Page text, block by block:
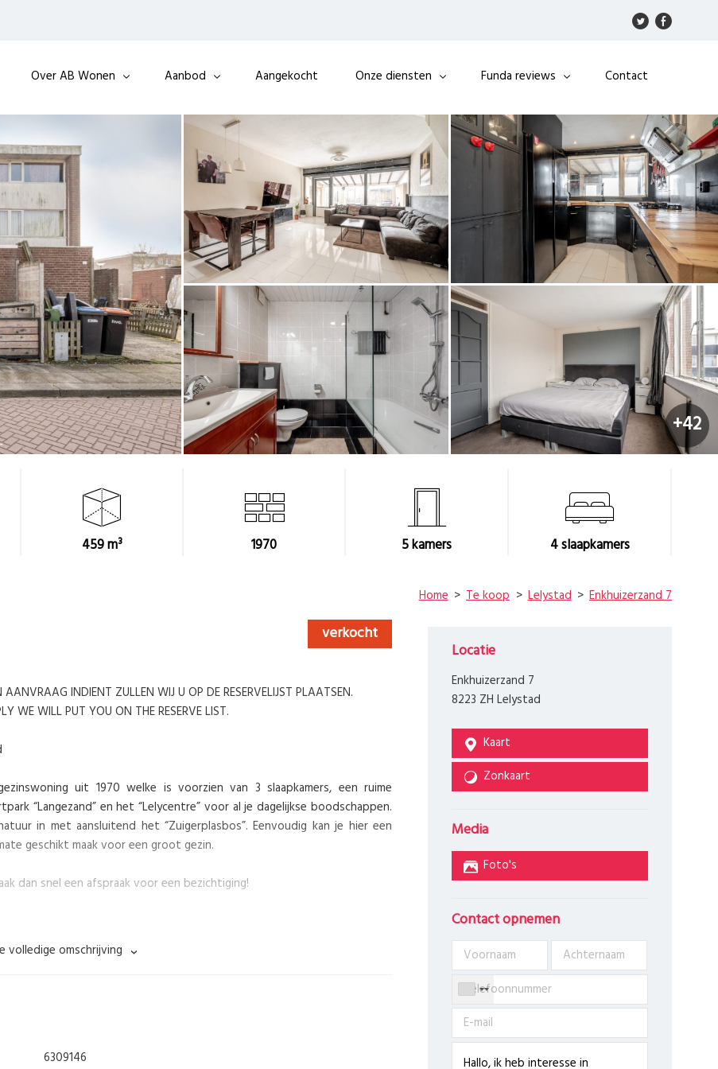
Over AB Wonen Aanbod Aangekocht Onze diensten Funda reviews Contact
+42
459 m³ 1970 5kamers 4slaapkamers
Home Te koop Lelystad Enkhuizerzand 7
verkocht
INDIENT ZULLEN WIJ U OP DE RESERVELIJST PLAATSEN.
WE WILL PUT YOU ON THE RESERVE LIST.
uit 1970 welke is voorzien van 3 slaapkamers, een ruime
“Langezand” en het “Lelycentre” voor al je dagelijkse boodschappen.
in met aansluitend het “Zuigerplasbos”. Eenvoudig kan je hier een
geschikt maak voor een groot gezin.
dan snel een afspraak voor een bezichtiging!
fonteintje en loop je zo de woonkamer in welke tuingericht is. De
kleurstelling is voorzien van een houten werkblad en diverse
combi oven-magnetron, koel-vries combinatie en een vaatwasser. Via
volledige omschrijving
6309146
Locatie
Enkhuizerzand 7
8223 ZH Lelystad
Kaart
Zonkaart
Media
Foto's
Contact opnemen